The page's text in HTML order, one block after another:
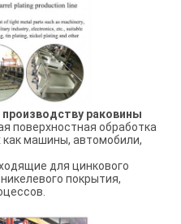
раковины
поверхностная обработка
как машины, автомобили,
для цинкового
покрытия,